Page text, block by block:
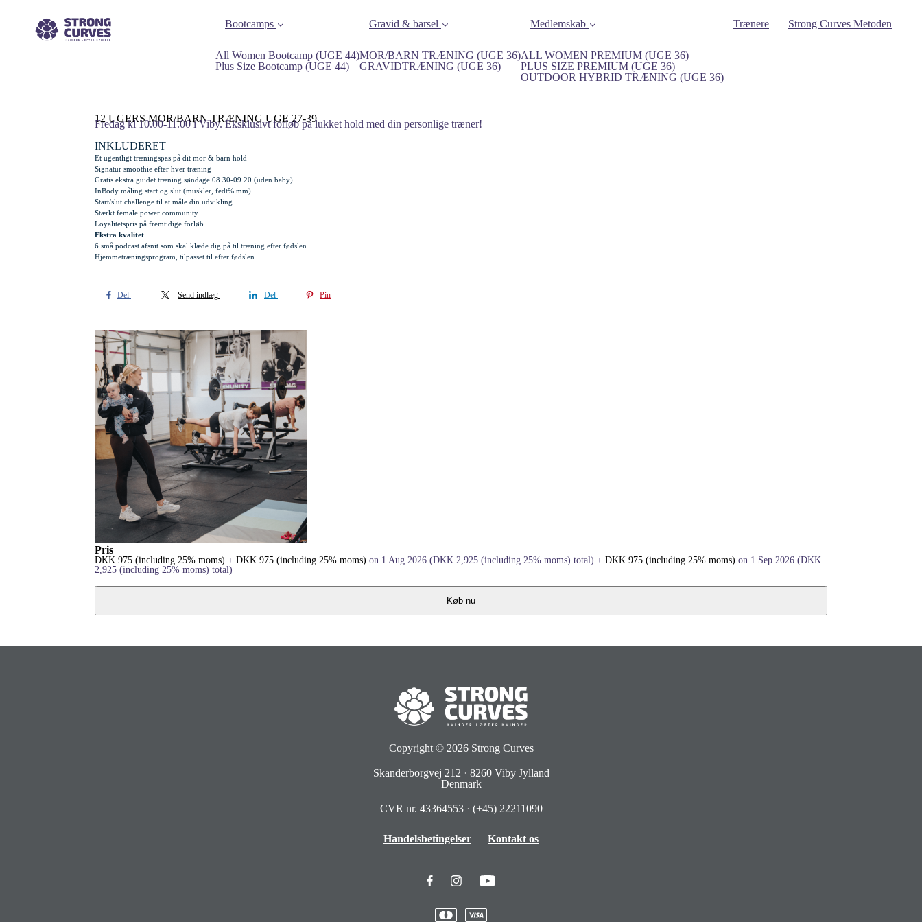
Bootcamps
All Women Bootcamp (UGE 44)
Plus Size Bootcamp (UGE 44)
Gravid & barsel
MOR/BARN TRÆNING (UGE 36)
GRAVIDTRÆNING (UGE 36)
Medlemskab
ALL WOMEN PREMIUM (UGE 36)
PLUS SIZE PREMIUM (UGE 36)
OUTDOOR HYBRID TRÆNING (UGE 36)
Trænere Strong Curves Metoden
12 UGERS MOR/BARN TRÆNING UGE 27-39
Fredag kl 10.00-11.00 i Viby. Eksklusivt forløb på lukket hold med din personlige træner!
INKLUDERET
Et ugentligt træningspas på dit mor & barn hold
Signatur smoothie efter hver træning
Gratis ekstra guidet træning søndage 08.30-09.20 (uden baby)
InBody måling start og slut (muskler, fedt% mm)
Start/slut challenge til at måle din udvikling
Stærkt female power community
Loyalitetspris på fremtidige forløb
Ekstra kvalitet
6 små podcast afsnit som skal klæde dig på til træning efter fødslen
Hjemmetræningsprogram, tilpasset til efter fødslen
Del Send indlæg Del Pin
Pris
DKK 975 (including 25% moms) + DKK 975 (including 25% moms) on 1 Aug 2026 (DKK 2,925 (including 25% moms) total) + DKK 975 (including 25% moms) on 1 Sep 2026 (DKK
2,925 (including 25% moms) total)
Køb nu
Copyright © 2026 Strong Curves
Skanderborgvej 212 · 8260 Viby Jylland
Denmark
CVR nr. 43364553 · (+45) 22211090
Handelsbetingelser Kontakt os